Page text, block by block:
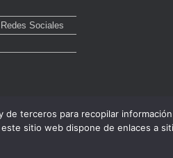
Sociales
©
de terceros para recopilar
sitio web dispone de enlaces a